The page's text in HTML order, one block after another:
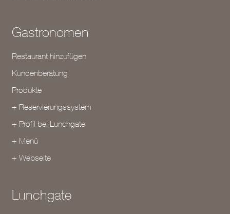
Gastronomen
Restaurant hinzufügen
Kundenberatung
Produkte
+ Reservierungssystem
+ Profil bei Lunchgate
+ Menü
+ Webseite
Lunchgate